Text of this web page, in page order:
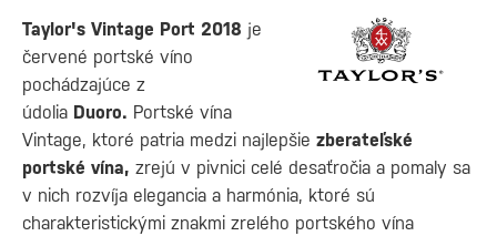
Taylor's Vintage Port 2018 je
červené portské víno
pochádzajúce z
údolia Duoro. Portské vína
Vintage, ktoré patria medzi najlepšie zberateľské
portské vína, zrejú v pivnici celé desaťročia a pomaly sa
v nich rozvíja elegancia a harmónia, ktoré sú
charakteristickými znakmi zrelého portského vína